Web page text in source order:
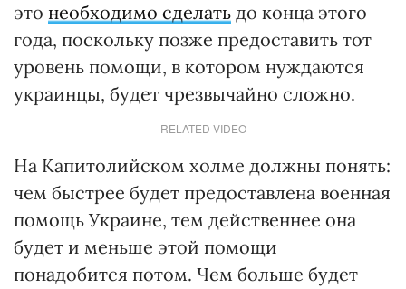
это необходимо сделать до конца этого
года, поскольку позже предоставить тот
уровень помощи, в котором нуждаются
украинцы, будет чрезвычайно сложно.
RELATED VIDEO
На Капитолийском холме должны понять:
чем быстрее будет предоставлена военная
помощь Украине, тем действеннее она
будет и меньше этой помощи
понадобится потом. Чем больше будет